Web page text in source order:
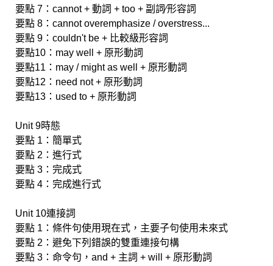
要點 7：cannot + 動詞 + too + 副詞∕形容詞
要點 8：cannot overemphasize / overstress...
要點 9：couldn't be + 比較級形容詞
要點10：may well + 原形動詞
要點11：may / might as well + 原形動詞
要點12：need not + 原形動詞
要點13：used to + 原形動詞
Unit 9時態
要點 1：簡單式
要點 2：進行式
要點 3：完成式
要點 4：完成進行式
Unit 10連接詞
要點 1：條件句使用現在式，主要子句使用未來式
要點 2：避免下列錯誤的雙重連接句構
要點 3：命令句，and + 主詞 + will + 原形動詞